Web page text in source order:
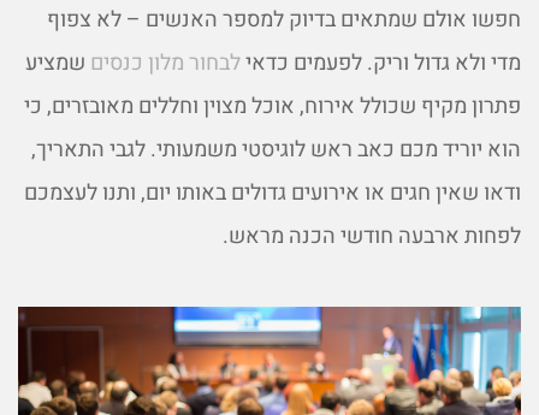
חפשו אולם שמתאים בדיוק למספר האנשים – לא צפוף
מדי ולא גדול וריק. לפעמים כדאילבחור מלון כנסים שמציע
פתרון מקיף שכולל אירוח, אוכל מצוין וחללים מאובזרים, כי
הוא יוריד מכם כאב ראש לוגיסטי משמעותי. לגבי התאריך,
ודאו שאין חגים או אירועים גדולים באותו יום, ותנו לעצמכם
לפחות ארבעה חודשי הכנה מראש.